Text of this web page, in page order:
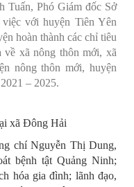
Tuấn, Phó Giám đốc Sở
với huyện Tiên Yên
hoàn thành các chỉ tiêu
xã nông thôn mới, xã
nông thôn mới, huyện
– 2025.
xã Đông Hải
chí Nguyễn Thị Dung,
bệnh tật Quảng Ninh;
hóa gia đình; lãnh đạo,